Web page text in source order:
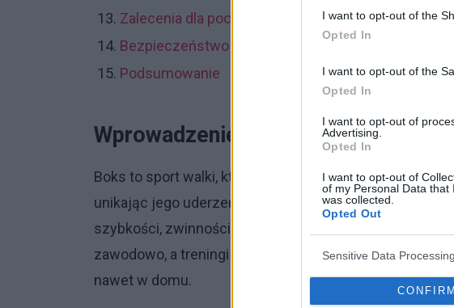
I want to opt-out of the
Opted In
I want to opt-out of the
Opted In
I want to opt-out of
Advertising.
Opted In
I want to opt-out of
of my Personal Data that
was collected.
Opted Out
Sensitive Data
CONFIRM
Zalecenia dla początkujących
Bezpieczeństwo w boksie
Podsumowanie
Wprowadzenie do boksu
Boks to sport walki, który polega na zadawaniu ciosów
unikając jego uderzeń. Jest to dyscyplina, która
szybkości, zwinności, precyzji i strategii. Boks można
zawodowo, a treningi mogą odbywać się na sali
nawet w domu.